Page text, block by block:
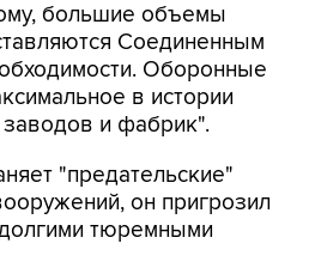
большие объемы
Соединенным
Оборонные
в истории
и фабрик".
"предательские"
он пригрозил
тюремными